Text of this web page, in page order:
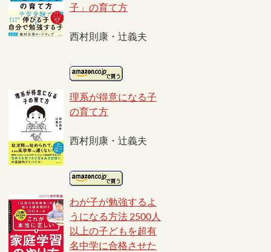
子」の育て方
西村則康・辻義夫
理系が得意になる子
の育て方
西村則康・辻義夫
わが子が勉強するよ
うになる方法 2500人
以上の子どもを超有
名中学に合格させた